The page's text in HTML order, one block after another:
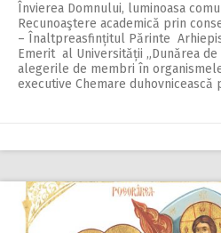
Învierea Domnului, luminoasa
Recunoaştere academică prin
– Înaltpreasfințitul Părinte
Emerit al Universității „Dunărea de
alegerile de membri în
executive Chemare duhovnicească